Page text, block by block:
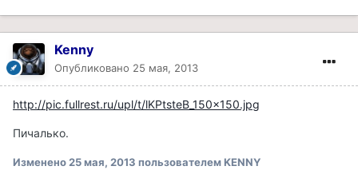
Kenny
Опубликовано 25 мая, 2013
http://pic.fullrest.ru/upl/t/lKPtsteB_150x150.jpg
Пичалько.
Изменено25 мая, 2013 пользователем KENNY